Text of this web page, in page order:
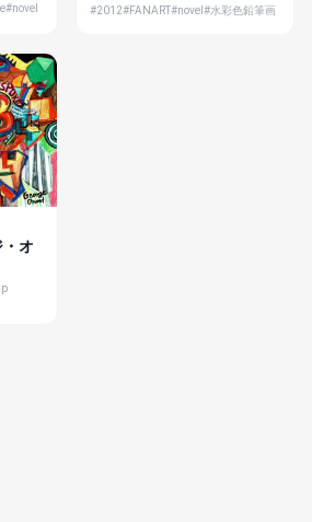
#novel #2012#FANART#novel #水彩色鉛筆画
オ